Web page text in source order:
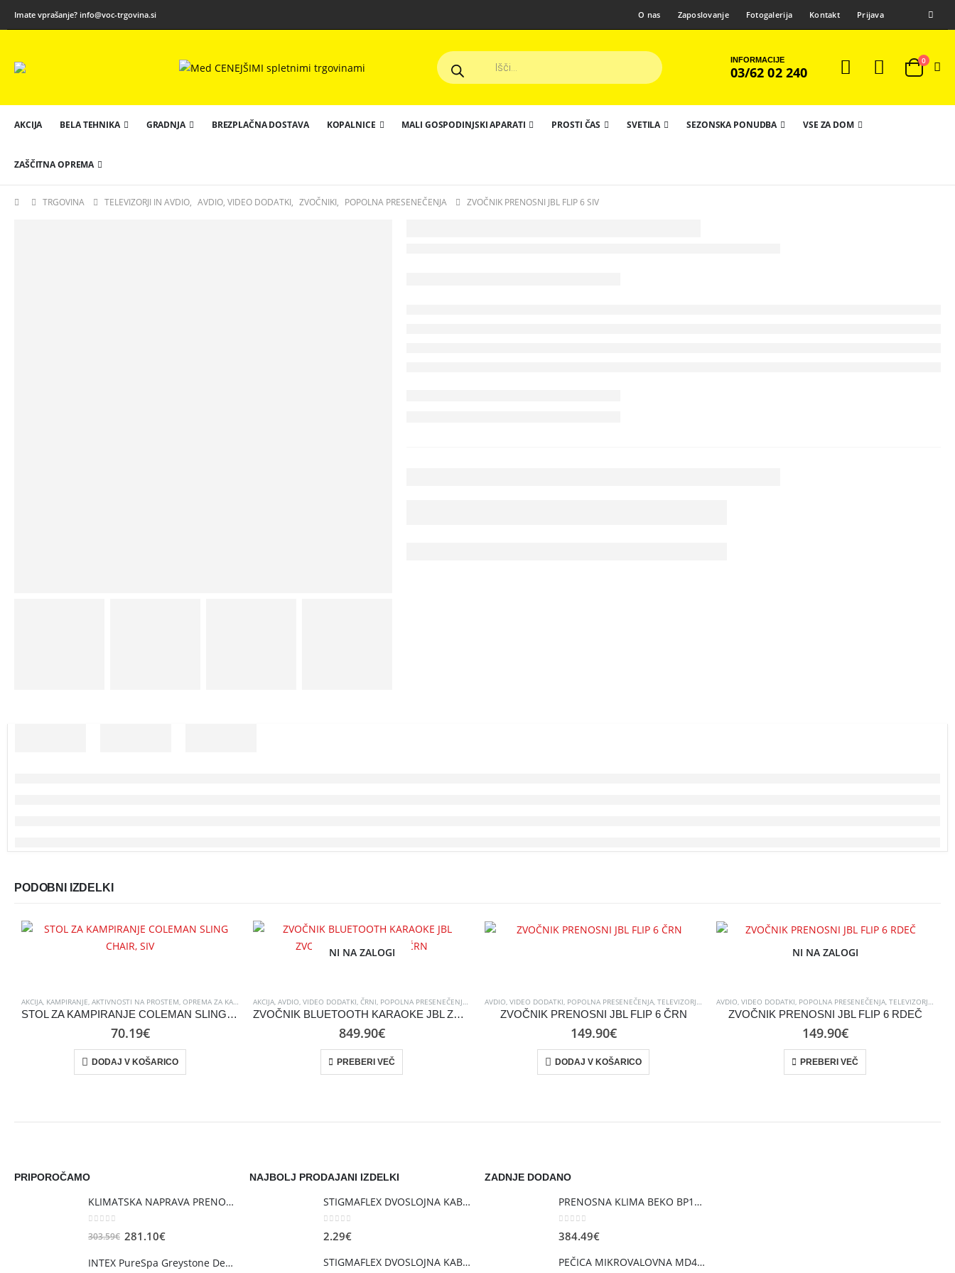
Imate vprašanje? info@voc-trgovina.si O nas Zaposlovanje Fotogalerija Kontakt Prijava
Products
search INFORMACIJE
03/62 02 240
0
AKCIJA BELA TEHNIKA GRADNJA BREZPLAČNA DOSTAVA KOPALNICE MALI GOSPODINJSKI APARATI PROSTI ČAS SVETILA SEZONSKA PONUDBA VSE ZA DOM
ZAŠČITNA OPREMA
TRGOVINA TELEVIZORJI IN AVDIO, AVDIO, VIDEO DODATKI, ZVOČNIKI, POPOLNA PRESENEČENJA ZVOČNIK PRENOSNI JBL FLIP 6 SIV
PODOBNI IZDELKI
AKCIJA, KAMPIRANJE, AKTIVNOSTI NA PROSTEM, OPREMA ZA KAMPIRANJE ,POHIŠTVO ZA KAMPIRANJE ,POLETJE,PROSTI ČAS
STOL ZA KAMPIRANJE COLEMAN SLING CHAIR, SIV
70.19€
DODAJ V KOŠARICO
NI NA ZALOGI
AKCIJA, AVDIO, VIDEO DODATKI, ČRNI, POPOLNA PRESENEČENJA , TELEVIZORJI IN AVDIO,ZADNJI KOSI,ZVOČNIKI
ZVOČNIK BLUETOOTH KARAOKE JBL ZVOČNI PARTYBOX 710 ČRN
849.90€
PREBERI VEČ
AVDIO, VIDEO DODATKI, POPOLNA PRESENEČENJA, TELEVIZORJI IN AVDIO ,ZVOČNIKI
ZVOČNIK PRENOSNI JBL FLIP 6 ČRN
149.90€
DODAJ V KOŠARICO
NI NA ZALOGI
AVDIO, VIDEO DODATKI, POPOLNA PRESENEČENJA, TELEVIZORJI IN AVDIO
ZVOČNIK PRENOSNI JBL FLIP 6 RDEČ
149.90€
PREBERI VEČ
PRIPOROČAMO
KLIMATSKA NAPRAVA PRENOSNA ARFO KARY 2,6KW
303.59€ Izvirna
je
281.10€Trenutna
je:
INTEX PureSpa Greystone Deluxe, veliki, MASAŽNI BAZEN SQUARE ZA 6 OSEB
NAJBOLJ PRODAJANI IZDELKI
STIGMAFLEX DVOSLOJNA KABELSKA CEV fi 110mm , kolut 50 m, cena za tekoči meter
2.29€
STIGMAFLEX DVOSLOJNA KABELSKA CEV fi 75mm , kolut 50 m, cena za tekoči meter
ZADNJE DODANO
PRENOSNA KLIMA BEKO BP1125H
384.49€
PEČICA MIKROVALOVNA MD40 [20 L, 700W, 8 prog., bela ]